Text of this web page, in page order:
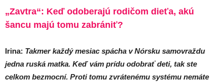
„Zavtra“: Keď odoberajú rodičom dieťa, akú
šancu majú tomu zabrániť?
Irina: Takmer každý mesiac spácha v Nórsku samovraždu
jedna ruská matka. Keď vám prídu odobrať deti, tak ste
celkom bezmocní. Proti tomu zvrátenému systému nemáte